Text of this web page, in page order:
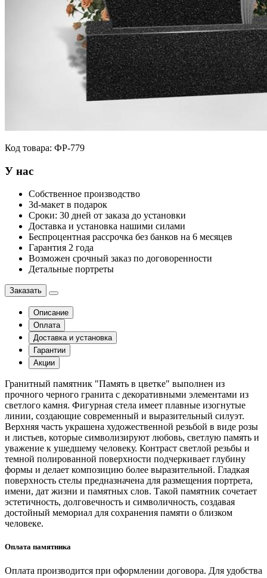
Код товара: ФР-779
У нас
Собственное производство
3d-макет в подарок
Сроки: 30 дней от заказа до установки
Доставка и установка нашими силами
Беспроцентная рассрочка без банков на 6 месяцев
Гарантия 2 года
Возможен срочный заказ по договоренности
Детальные портреты
Заказать
Описание
Оплата
Доставка и установка
Гарантии
Акции
Гранитный памятник "Память в цветке" выполнен из
прочного черного гранита с декоративными элементами из
светлого камня. Фигурная стела имеет плавные изогнутые
линии, создающие современный и выразительный силуэт.
Верхняя часть украшена художественной резьбой в виде розы
и листьев, которые символизируют любовь, светлую память и
уважение к ушедшему человеку. Контраст светлой резьбы и
темной полированной поверхности подчеркивает глубину
формы и делает композицию более выразительной. Гладкая
поверхность стелы предназначена для размещения портрета,
имени, дат жизни и памятных слов. Такой памятник сочетает
эстетичность, долговечность и символичность, создавая
достойный мемориал для сохранения памяти о близком
человеке.
Оплата памятника
Оплата производится при оформлении договора. Для удобства